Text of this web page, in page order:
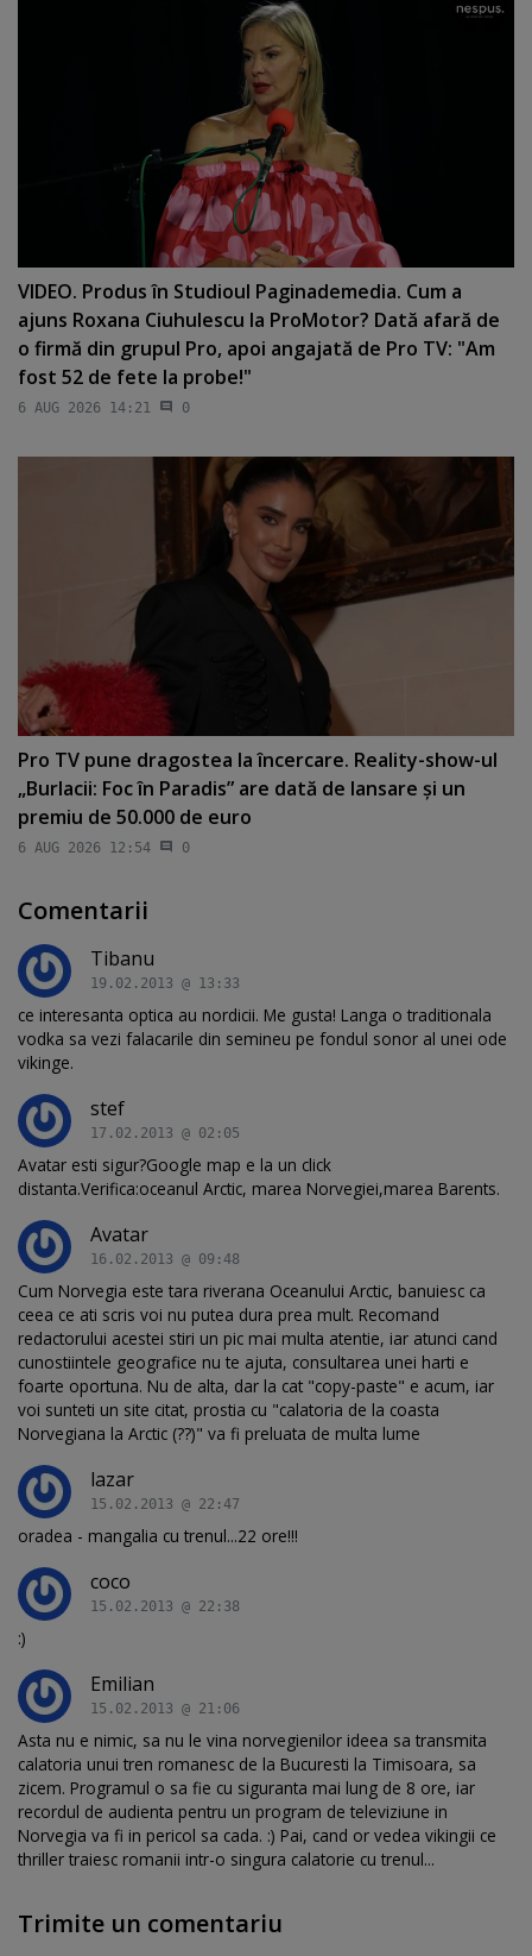
VIDEO. Produs în Studioul Paginademedia. Cum a
ajuns Roxana Ciuhulescu la ProMotor? Dată afară de
o firmă din grupul Pro, apoi angajată de Pro TV: "Am
fost 52 de fete la probe!"
6 AUG 2026 14:21 0
Pro TV pune dragostea la încercare. Reality-show-ul
„Burlacii: Foc în Paradis” are dată de lansare şi un
premiu de 50.000 de euro
6 AUG 2026 12:54 0
Comentarii
Tibanu
19.02.2013 @ 13:33
ce interesanta optica au nordicii. Me gusta! Langa o traditionala
vodka sa vezi falacarile din semineu pe fondul sonor al unei ode
vikinge.
stef
17.02.2013 @ 02:05
Avatar esti sigur?Google map e la un click
distanta.Verifica:oceanul Arctic, marea Norvegiei,marea Barents.
Avatar
16.02.2013 @ 09:48
Cum Norvegia este tara riverana Oceanului Arctic, banuiesc ca
ceea ce ati scris voi nu putea dura prea mult. Recomand
redactorului acestei stiri un pic mai multa atentie, iar atunci cand
cunostiintele geografice nu te ajuta, consultarea unei harti e
foarte oportuna. Nu de alta, dar la cat "copy-paste" e acum, iar
voi sunteti un site citat, prostia cu "calatoria de la coasta
Norvegiana la Arctic (??)" va fi preluata de multa lume
lazar
15.02.2013 @ 22:47
oradea - mangalia cu trenul...22 ore!!!
coco
15.02.2013 @ 22:38
:)
Emilian
15.02.2013 @ 21:06
Asta nu e nimic, sa nu le vina norvegienilor ideea sa transmita
calatoria unui tren romanesc de la Bucuresti la Timisoara, sa
zicem. Programul o sa fie cu siguranta mai lung de 8 ore, iar
recordul de audienta pentru un program de televiziune in
Norvegia va fi in pericol sa cada. :) Pai, cand or vedea vikingii ce
thriller traiesc romanii intr-o singura calatorie cu trenul...
Trimite un comentariu